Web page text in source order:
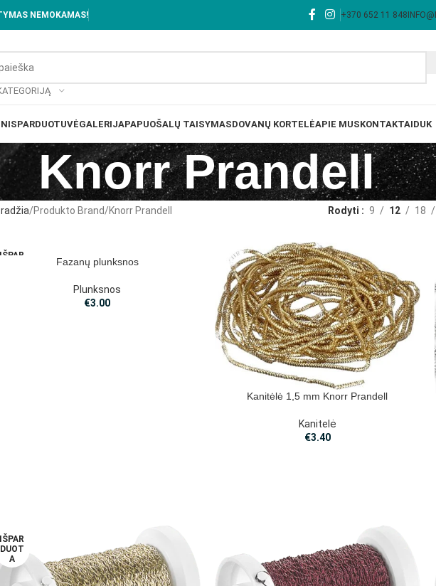
NEMOKAMAS! +370 652 11 848
PARDUOTUVĖGALERIJAPAPUOŠALŲ TAISYMASDOVANŲ KORTELĖAPIE MUSKONTAKTAIDUK
Knorr Prandell
Produkto Brand Knorr Prandell Rodyti 9 12 18
IŠPAR
Fazanų plunksnos
Plunksnos
€3.00
Kanitėlė 1,5 mm Knorr Prandell
Kanitelė
€3.40
IŠPAR
DUOT
A